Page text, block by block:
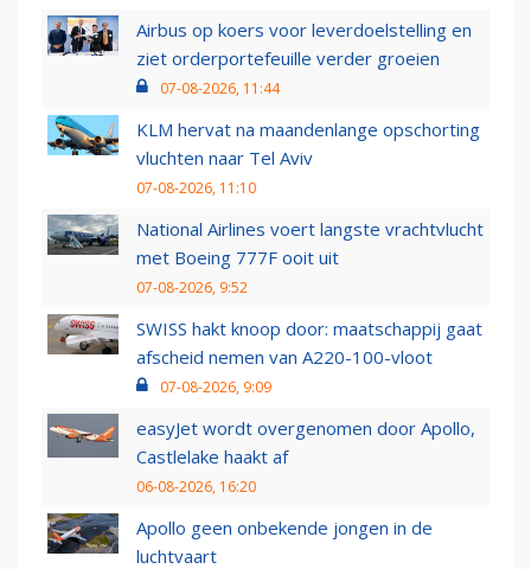
Airbus op koers voor leverdoelstelling en
ziet orderportefeuille verder groeien
07-08-2026, 11:44
KLM hervat na maandenlange opschorting
vluchten naar Tel Aviv
07-08-2026, 11:10
National Airlines voert langste vrachtvlucht
met Boeing 777F ooit uit
07-08-2026, 9:52
SWISS hakt knoop door: maatschappij gaat
afscheid nemen van A220-100-vloot
07-08-2026, 9:09
easyJet wordt overgenomen door Apollo,
Castlelake haakt af
06-08-2026, 16:20
Apollo geen onbekende jongen in de
luchtvaart